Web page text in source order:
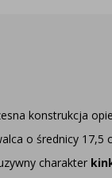
konstrukcja
o średnicy 17,5
charakter